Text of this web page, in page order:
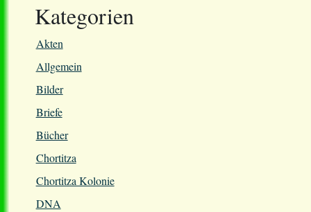
Kategorien
Akten
Allgemein
Bilder
Briefe
Bücher
Chortitza
Chortitza Kolonie
DNA